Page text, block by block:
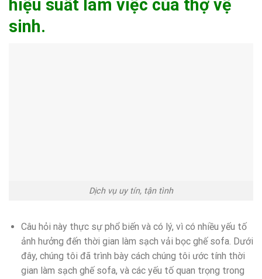
hiệu suất làm việc của thợ vệ
sinh.
Dịch vụ uy tín, tận tình
Câu hỏi này thực sự phổ biến và có lý, vì có nhiều yếu tố
ảnh hưởng đến thời gian làm sạch vải bọc ghế sofa. Dưới
đây, chúng tôi đã trình bày cách chúng tôi ước tính thời
gian làm sạch ghế sofa, và các yếu tố quan trọng trong